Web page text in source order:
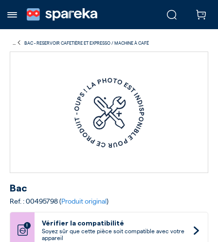
BAC - RESERVOIR CAFETIÈRE ET EXPRESSO / MACHINE À CAFÉ
Bac
Ref. : 00495798 (Produit original)
! Vérifier la compatibilité
Soyez sûr que cette pièce soit compatible avec votre
appareil